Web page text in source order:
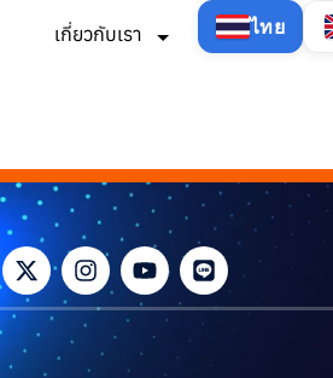
เกี่ยวกับเรา ไทย